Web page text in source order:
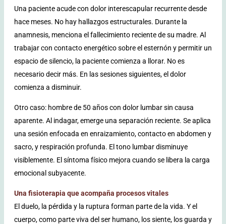
Una paciente acude con dolor interescapular recurrente desde
hace meses. No hay hallazgos estructurales. Durante la
anamnesis, menciona el fallecimiento reciente de su madre. Al
trabajar con contacto energético sobre el esternón y permitir un
espacio de silencio, la paciente comienza a llorar. No es
necesario decir más. En las sesiones siguientes, el dolor
comienza a disminuir.
Otro caso: hombre de 50 años con dolor lumbar sin causa
aparente. Al indagar, emerge una separación reciente. Se aplica
una sesión enfocada en enraizamiento, contacto en abdomen y
sacro, y respiración profunda. El tono lumbar disminuye
visiblemente. El síntoma físico mejora cuando se libera la carga
emocional subyacente.
Una fisioterapia que acompaña procesos vitales
El duelo, la pérdida y la ruptura forman parte de la vida. Y el
cuerpo, como parte viva del ser humano, los siente, los guarda y